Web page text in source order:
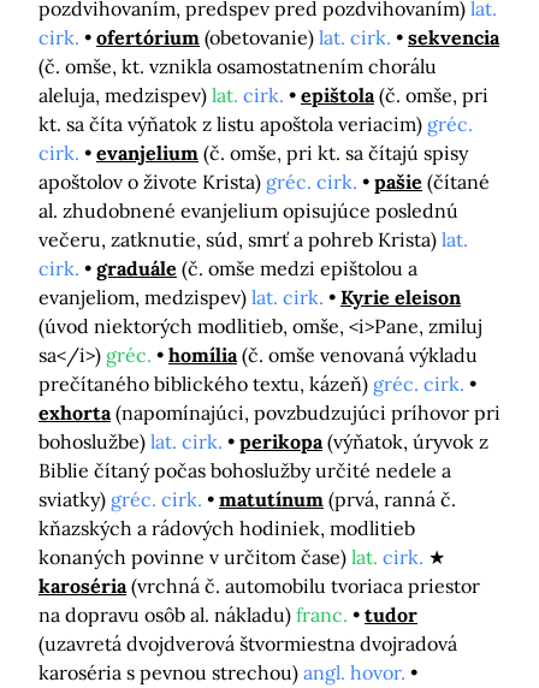
pozdvihovaním, predspev pred pozdvihovaním) lat.
cirk.
ofertórium (obetovanie) lat. cirk.
sekvencia
(č. omše, kt. vznikla osamostatnením chorálu
aleluja, medzispev) lat. cirk. epištola (č. omše, pri
kt. sa číta výňatok z listu apoštola veriacim) gréc.
cirk.
evanjelium (č. omše, pri kt. sa čítajú spisy
apoštolov o živote Krista) gréc. cirk. pašie (čítané
al. zhudobnené evanjelium opisujúce poslednú
večeru, zatknutie, súd, smrť a pohreb Krista) lat.
cirk.
graduále (č. omše medzi epištolou a
evanjeliom, medzispev) lat. cirk.
Kyrie eleison
(úvod niektorých modlitieb, omše, <i>Pane, zmiluj
sa</i>) gréc. homília (č. omše venovaná výkladu
prečítaného biblického textu, kázeň) gréc. cirk.
exhorta (napomínajúci, povzbudzujúci príhovor pri
bohoslužbe) lat. cirk. perikopa (výňatok, úryvok z
Biblie čítaný počas bohoslužby určité nedele a
sviatky) gréc. cirk. matutínum (prvá, ranná č.
kňazských a rádových hodiniek, modlitieb
konaných povinne v určitom čase) lat. cirk.
karoséria (vrchná č. automobilu tvoriaca priestor
na dopravu osôb al. nákladu) franc.
tudor
(uzavretá dvojdverová štvormiestna dvojradová
karoséria s pevnou strechou) angl. hovor.